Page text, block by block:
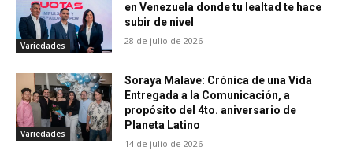
Variedades
en Venezuela donde tu lealtad te hace
subir de nivel
28 de julio de 2026
Variedades
Soraya Malave: Crónica de una Vida
Entregada a la Comunicación, a
propósito del 4to. aniversario de
Planeta Latino
14 de julio de 2026